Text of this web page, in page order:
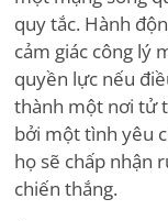
quy tắc. Hành
cảm giác công lý
quyền lực nếu
thành một nơi tử
bởi một tình yêu
họ sẽ chấp nhận
chiến thắng.